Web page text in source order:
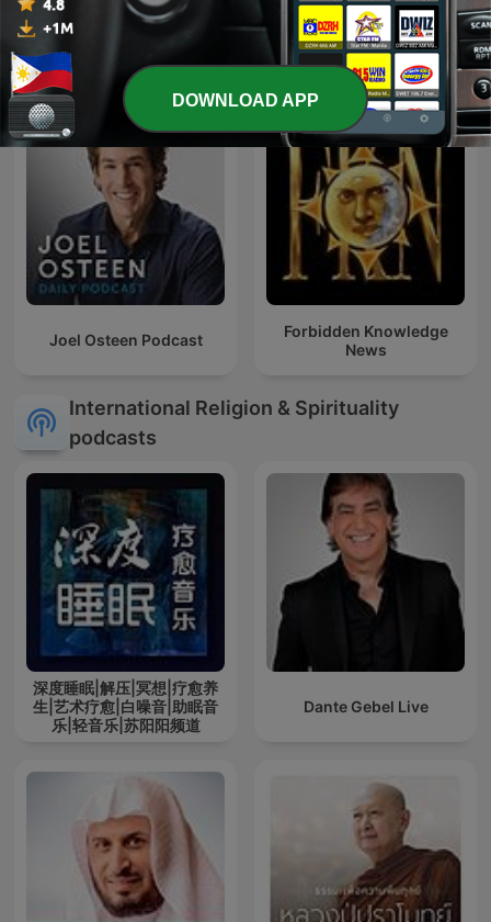
Guidelines For Living on
Daily Bread
Joel Osteen Podcast
Forbidden Knowledge
News
International Religion & Spirituality
podcasts
深度睡眠|解压|冥想|疗愈养
生|艺术疗愈|白噪音|助眠音
乐|轻音乐|苏阳阳频道
Dante Gebel Live
DOWNLOAD APP